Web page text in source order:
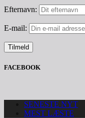
Efternavn:
E-mail:
FACEBOOK
SENESTE NYT
MEST LÆSTE